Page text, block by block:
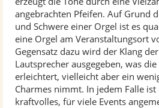
angebrachten Pfeifen. Auf Grund
und Schwere einer Orgel ist es
eine Orgel am Veranstaltungsort
Gegensatz dazu wird der Klang
Lautsprecher ausgegeben, was
erleichtert, vielleicht aber ein
Charmes nimmt. In jedem Falle ist
kraftvolles, für viele Events